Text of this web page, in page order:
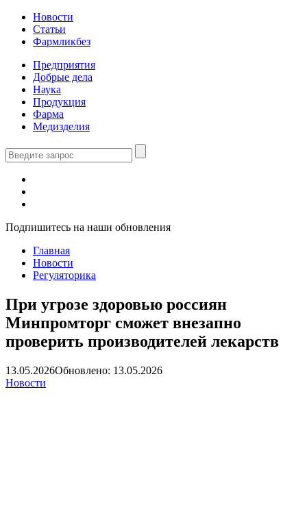
Новости
Статьи
Фармликбез
Предприятия
Добрые дела
Наука
Продукция
Фарма
Медизделия
Подпишитесь на наши обновления
Главная
Новости
Регуляторика
При угрозе здоровью россиян
Минпромторг сможет внезапно
проверить производителей лекарств
13.05.2026Обновлено: 13.05.2026
Новости